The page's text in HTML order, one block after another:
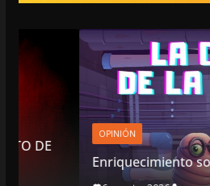
Enriquecimiento sospechoso